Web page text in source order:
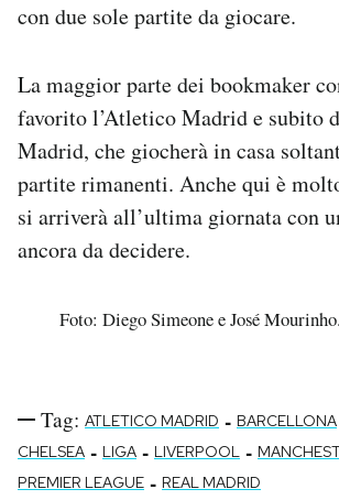
con due sole partite da giocare.
La maggior parte dei bookmaker
favorito l’Atletico Madrid e subito
Madrid, che giocherà in casa
partite rimanenti. Anche qui è
si arriverà all’ultima giornata con
ancora da decidere.
Foto: Diego Simeone e José
Tag: ATLETICO MADRID - BARCELLONA
CHELSEA - LIGA - LIVERPOOL -
PREMIER LEAGUE - REAL MADRID